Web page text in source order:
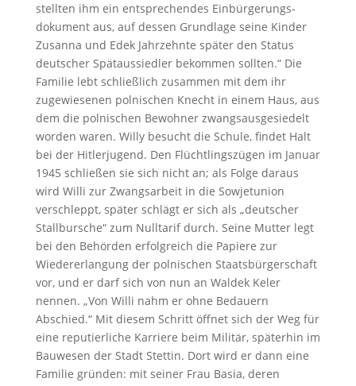
stellten ihm ein entsprechendes Einbürgerungs­
dokument aus, auf dessen Grundlage seine Kinder
Zusanna und Edek Jahrzehnte später den Status
deutscher Spätaussiedler bekommen sollten.“ Die
Familie lebt schließlich zusammen mit dem ihr
zugewiesenen polnischen Knecht in einem Haus, aus
dem die polnischen Bewohner zwangsausgesiedelt
worden waren. Willy besucht die Schule, findet Halt
bei der Hitlerjugend. Den Flüchtlingszügen im Januar
1945 schließen sie sich nicht an; als Folge daraus
wird Willi zur Zwangsarbeit in die Sowjetunion
verschleppt, später schlägt er sich als „deutscher
Stallbursche“ zum Nulltarif durch. Seine Mutter legt
bei den Behörden erfolgreich die Papiere zur
Wiedererlangung der polnischen Staatsbürgerschaft
vor, und er darf sich von nun an Waldek Keler
nennen. „Von Willi nahm er ohne Bedauern
Abschied.“ Mit diesem Schritt öffnet sich der Weg für
eine reputierliche Karriere beim Militär, späterhin im
Bauwesen der Stadt Stettin. Dort wird er dann eine
Familie gründen: mit seiner Frau Basia, deren